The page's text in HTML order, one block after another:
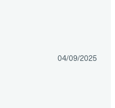
04/09/2025